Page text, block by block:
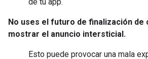
No uses el futuro de finalización de
mostrar el anuncio intersticial.
Esto puede provocar una mala